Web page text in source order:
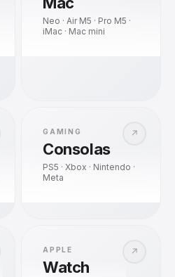
Neo · Air M5 · Pro M5 ·
iMac · Mac mini
↗
GAMING
Consolas
PS5 · Xbox · Nintendo ·
Meta
↗
APPLE
Watch